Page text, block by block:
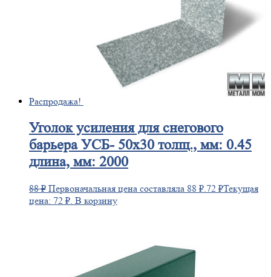
Распродажа!
Уголокусиления для снегового
барьера УСБ- 50х30 толщ., мм: 0.45
длина, мм: 2000
88₽ Первоначальная цена составляла 88 ₽. 72 ₽Текущая
цена: 72 ₽. В корзину